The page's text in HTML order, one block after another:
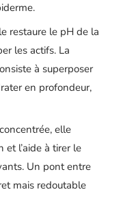
restaure le pH de la
les actifs. La
à superposer
en profondeur,
elle
et l’aide à tirer le
Un pont entre
mais redoutable